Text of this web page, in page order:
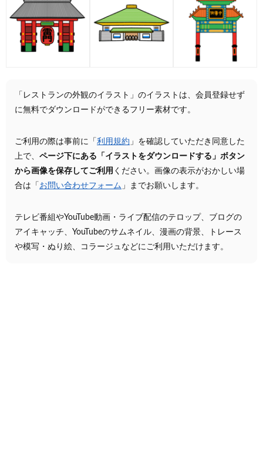
「レストランの外観のイラスト」のイラストは、会員登録せず
に無料でダウンロードができるフリー素材です。
ご利用の際は事前に「 利用規約 」を確認していただき同意した
上で、 ページ下にある「イラストをダウンロードする」ボタン
から画像を保存してご利用 ください。画像の表示がおかしい場
合は「 お問い合わせフォーム 」までお願いします。
テレビ番組やYouTube動画・ライブ配信のテロップ、ブログの
アイキャッチ、YouTubeのサムネイル、漫画の背景、トレース
や模写・ぬり絵、コラージュなどにご利用いただけます。